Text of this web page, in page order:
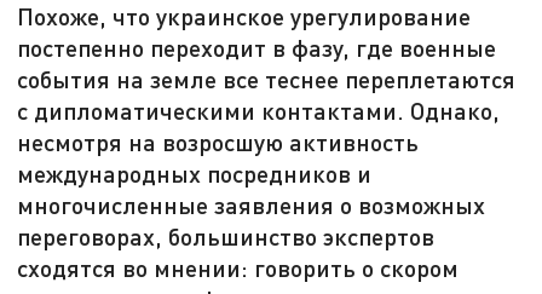
Похоже, что украинское урегулирование
постепенно переходит в фазу, где военные
события на земле все теснее переплетаются
с дипломатическими контактами. Однако,
несмотря на возросшую активность
международных посредников и
многочисленные заявления о возможных
переговорах, большинство экспертов
сходятся во мнении: говорить о скором